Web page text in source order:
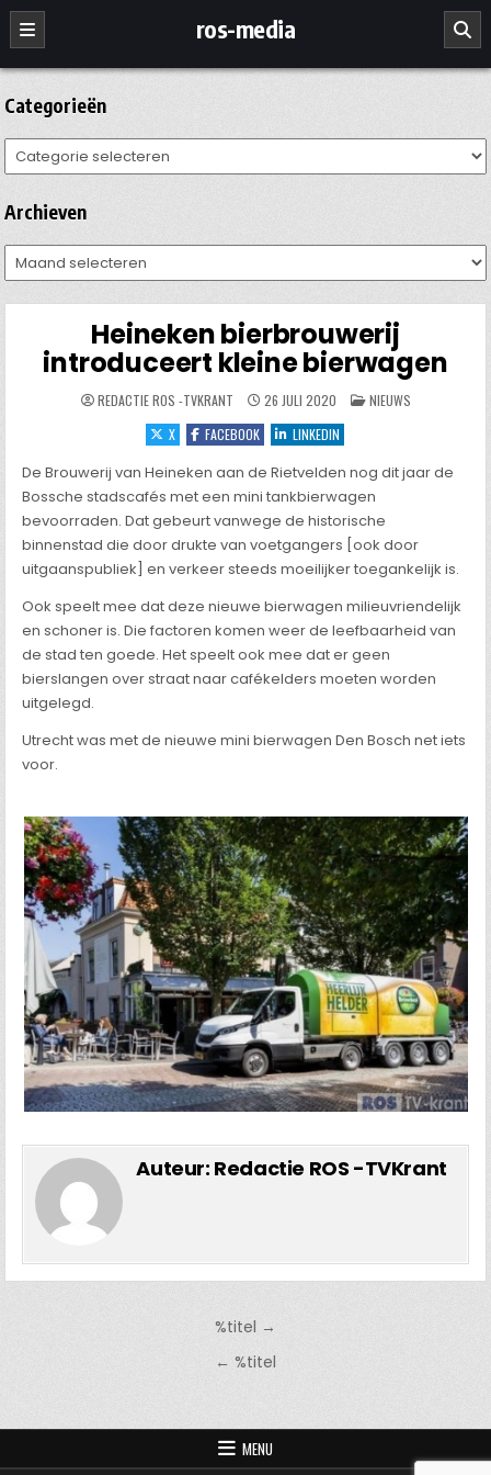
Ga
naar
de
inhoud
ros-media
Categorieën
Categorieën
Archieven
Archieven
Heineken bierbrouwerij
introduceert kleine bierwagen
REDACTIE ROS -TVKRANT 26 JULI 2020 GEPLAATST
IN
NIEUWS
X
FACEBOOK LINKEDIN
De Brouwerij van Heineken aan de Rietvelden nog dit jaar de
Bossche stadscafés met een mini tankbierwagen
bevoorraden. Dat gebeurt vanwege de historische
binnenstad die door drukte van voetgangers [ook door
uitgaanspubliek] en verkeer steeds moeilijker toegankelijk is.
Ook speelt mee dat deze nieuwe bierwagen milieuvriendelijk
en schoner is. Die factoren komen weer de leefbaarheid van
de stad ten goede. Het speelt ook mee dat er geen
bierslangen over straat naar cafékelders moeten worden
uitgelegd.
Utrecht was met de nieuwe mini bierwagen Den Bosch net iets
voor.
Auteur: Redactie ROS -TVKrant
%titel →
← %titel
MENU